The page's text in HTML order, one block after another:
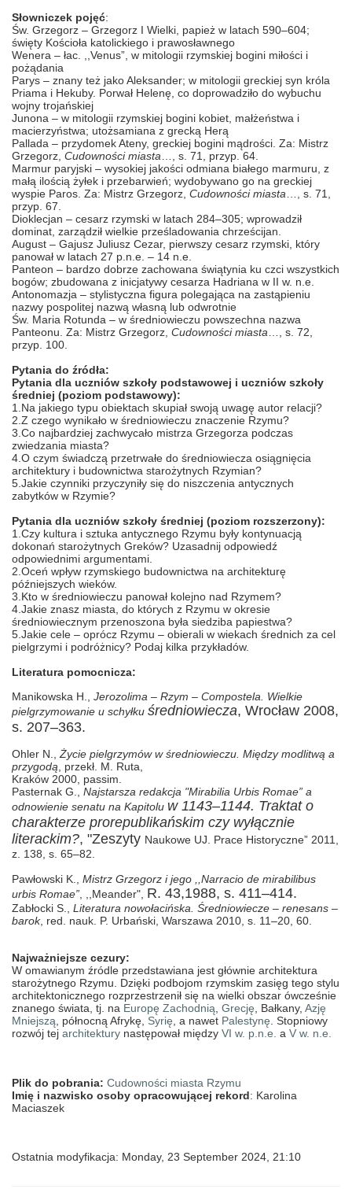
Słowniczek pojęć:
Św. Grzegorz – Grzegorz I Wielki, papież w latach 590–604;
święty Kościoła katolickiego i prawosławnego
Wenera – łac. ,,Venus”, w mitologii rzymskiej bogini miłości i
pożądania
Parys – znany też jako Aleksander; w mitologii greckiej syn króla
Priama i Hekuby. Porwał Helenę, co doprowadziło do wybuchu
wojny trojańskiej
Junona – w mitologii rzymskiej bogini kobiet, małżeństwa i
macierzyństwa; utożsamiana z grecką Herą
Pallada – przydomek Ateny, greckiej bogini mądrości. Za: Mistrz
Grzegorz, Cudowności miasta …, s. 71, przyp. 64.
Marmur paryjski – wysokiej jakości odmiana białego marmuru, z
małą ilością żyłek i przebarwień; wydobywano go na greckiej
wyspie Paros. Za: Mistrz Grzegorz, Cudowności miasta …, s. 71,
przyp. 67.
Dioklecjan – cesarz rzymski w latach 284–305; wprowadził
dominat, zarządził wielkie prześladowania chrześcijan.
August – Gajusz Juliusz Cezar, pierwszy cesarz rzymski, który
panował w latach 27 p.n.e. – 14 n.e.
Panteon – bardzo dobrze zachowana świątynia ku czci wszystkich
bogów; zbudowana z inicjatywy cesarza Hadriana w II w. n.e.
Antonomazja – stylistyczna figura polegająca na zastąpieniu
nazwy pospolitej nazwą własną lub odwrotnie
Św. Maria Rotunda – w średniowieczu powszechna nazwa
Panteonu. Za: Mistrz Grzegorz, Cudowności miasta …, s. 72,
przyp. 100.
Pytania do źródła:
Pytania dla uczniów szkoły podstawowej i uczniów szkoły
średniej (poziom podstawowy):
1.Na jakiego typu obiektach skupiał swoją uwagę autor relacji?
2.Z czego wynikało w średniowieczu znaczenie Rzymu?
3.Co najbardziej zachwycało mistrza Grzegorza podczas
zwiedzania miasta?
4.O czym świadczą przetrwałe do średniowiecza osiągnięcia
architektury i budownictwa starożytnych Rzymian?
5.Jakie czynniki przyczyniły się do niszczenia antycznych
zabytków w Rzymie?
Pytania dla uczniów szkoły średniej (poziom rozszerzony):
1.Czy kultura i sztuka antycznego Rzymu były kontynuacją
dokonań starożytnych Greków? Uzasadnij odpowiedź
odpowiednimi argumentami.
2.Oceń wpływ rzymskiego budownictwa na architekturę
późniejszych wieków.
3.Kto w średniowieczu panował kolejno nad Rzymem?
4.Jakie znasz miasta, do których z Rzymu w okresie
średniowiecznym przenoszona była siedziba papiestwa?
5.Jakie cele – oprócz Rzymu – obierali w wiekach średnich za cel
pielgrzymi i podróżnicy? Podaj kilka przykładów.
Literatura pomocnicza:
Manikowska H., Jerozolima – Rzym – Compostela. Wielkie
pielgrzymowanie u schyłku średniowiecza, Wrocław 2008,
s. 207–363.
Ohler N.,Życie pielgrzymów w średniowieczu. Między modlitwą a
przygodą, przekł. M. Ruta,
Kraków 2000, passim.
Pasternak G., Najstarsza redakcja "Mirabilia Urbis Romae” a
odnowienie senatu na Kapitolu w 1143–1144. Traktat o
charakterze prorepublikańskim czy wyłącznie
literackim?, "Zeszyty Naukowe UJ. Prace Historyczne” 2011,
z. 138, s. 65–82.
Pawłowski K., Mistrz Grzegorz i jego ,,Narracio de mirabilibus
urbis Romae” , ,,Meander", R. 43,1988, s. 411–414.
Zabłocki S., Literatura nowołacińska. Średniowiecze – renesans –
barok, red. nauk. P. Urbański, Warszawa 2010, s. 11–20, 60.
Najważniejsze cezury:
W omawianym źródle przedstawiana jest głównie architektura
starożytnego Rzymu. Dzięki podbojom rzymskim zasięg tego stylu
architektonicznego rozprzestrzenił się na wielki obszar ówcześnie
znanego świata, tj. na Europę Zachodnią Grecję , Bałkany, Azję
Mniejszą , północną Afrykę, Syrię , a nawet Palestynę . Stopniowy
rozwój tej architektury następował między VI w. p.n.e. a V w. n.e.
Plik do pobrania: Cudowności miasta Rzymu
Imię i nazwisko osoby opracowującej rekord: Karolina
Maciaszek
Ostatnia modyfikacja: Monday, 23 September 2024, 21:10